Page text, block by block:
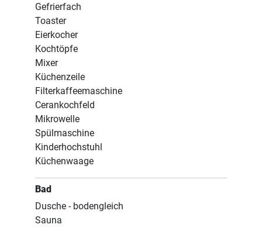
Gefrierfach
Toaster
Eierkocher
Kochtöpfe
Mixer
Küchenzeile
Filterkaffeemaschine
Cerankochfeld
Mikrowelle
Spülmaschine
Kinderhochstuhl
Küchenwaage
Bad
Dusche - bodengleich
Sauna